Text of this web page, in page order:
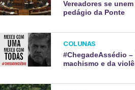
Vereadores se
pedágio da Ponte
COLUNAS
#ChegadeAssédio
machismo e da